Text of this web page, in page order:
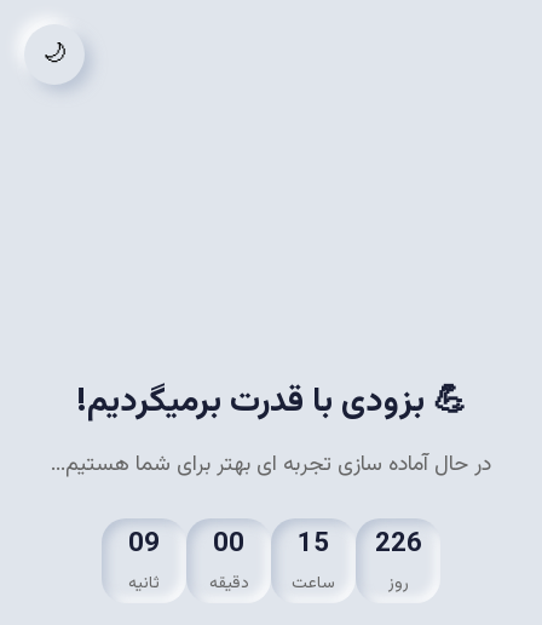
🌙
💪 بزودی با قدرت برمیگردیم!
در حال آماده سازی تجربه ای بهتر برای شما هستیم...
226
روز
15
ساعت
00
دقیقه
09
ثانیه